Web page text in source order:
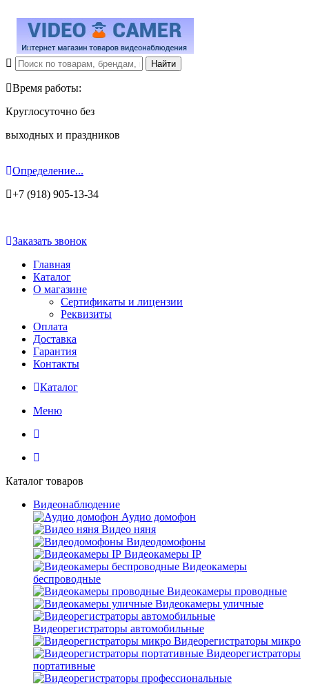
Время работы:
Круглосуточно без
выходных и праздников
Определение...
+7 (918) 905-13-34
Заказать звонок
Главная
Каталог
О магазине
Сертификаты и лицензии
Реквизиты
Оплата
Доставка
Гарантия
Контакты
Каталог
Меню
Каталог товаров
Видеонаблюдение
Аудио домофон
Видео няня
Видеодомофоны
Видеокамеры IP
Видеокамеры
беспроводные
Видеокамеры проводные
Видеокамеры уличные
Видеорегистраторы автомобильные
Видеорегистраторы микро
Видеорегистраторы
портативные